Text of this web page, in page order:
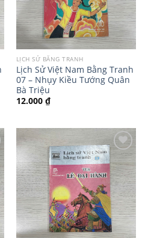
LỊCH SỬ BẰNG TRANH
Lịch Sử Việt Nam Bằng Tranh
07 – Nhụy Kiều Tướng Quân
Bà Triệu
12.000 ₫